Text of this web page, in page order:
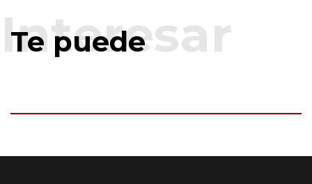
Te puede